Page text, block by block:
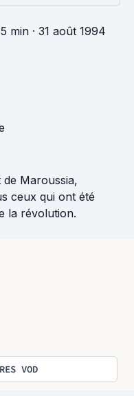
min · 31 août 1994
Maroussia,
ceux qui ont été
la révolution.
VOD